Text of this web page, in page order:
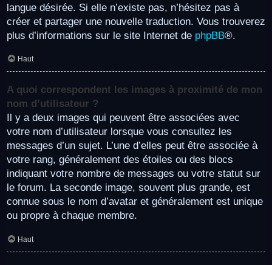
langue désirée. Si elle n’existe pas, n’hésitez pas à
créer et partager une nouvelle traduction. Vous trouverez
plus d’informations sur le site Internet de phpBB®.
Haut
A quoi correspondent les images à proximité de mon
nom d’utilisateur ?
Il y a deux images qui peuvent être associées avec
votre nom d’utilisateur lorsque vous consultez les
messages d’un sujet. L’une d’elles peut être associée à
votre rang, généralement des étoiles ou des blocs
indiquant votre nombre de messages ou votre statut sur
le forum. La seconde image, souvent plus grande, est
connue sous le nom d’avatar et généralement est unique
ou propre à chaque membre.
Haut